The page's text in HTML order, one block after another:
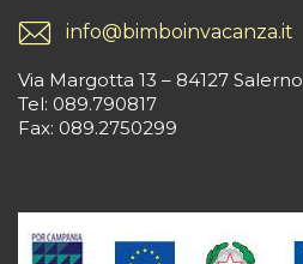
info@bimboinvacanza.it
Via Margotta 13 – 84127 Salerno
Tel: 089.790817
Fax: 089.2750299